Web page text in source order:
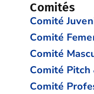
Comités
Comité
Comité
Comité
Comité
Comité